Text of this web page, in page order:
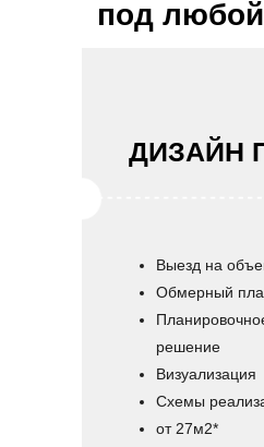
под
ДИЗАЙН
Выезд на
Обмерный
решение
Визуализация
Схемы
от 27м2*